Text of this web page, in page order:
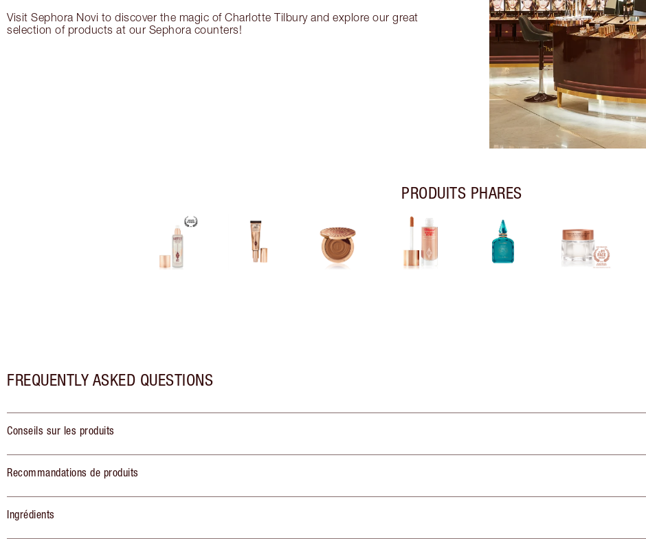
Visit Sephora Novi to discover the magic of Charlotte Tilbury and explore our great
selection of products at our Sephora counters!
PRODUITS PHARES
FREQUENTLY ASKED QUESTIONS
Conseils sur les produits
Recommandations de produits
Ingrédients